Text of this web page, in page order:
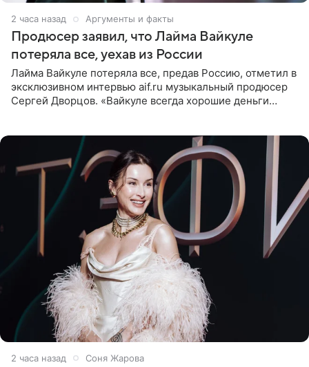
2 часа назад Аргументы и факты
Продюсер заявил, что Лайма Вайкуле
потеряла все, уехав из России
Лайма Вайкуле потеряла все, предав Россию, отметил в
эксклюзивном интервью aif.ru музыкальный продюсер
Сергей Дворцов. «Вайкуле всегда хорошие деньги
2 часа назад Соня Жарова